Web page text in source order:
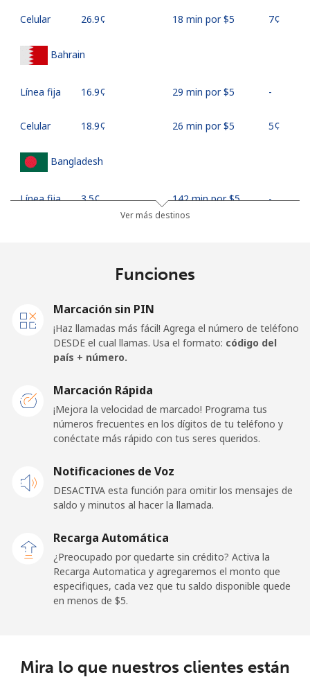
Celular ⁦26.9¢⁩ 18 min por ⁦$5⁩ ⁦7¢⁩
Bahrain
Línea fija ⁦16.9¢⁩ 29 min por ⁦$5⁩ -
Celular ⁦18.9¢⁩ 26 min por ⁦$5⁩ ⁦5¢⁩
Bangladesh
Línea fija ⁦3.5¢⁩ 142 min por ⁦$5⁩ -
Línea fija ⁦28.5¢⁩
⁦32.5¢⁩ 15 min por ⁦$5⁩ -
Línea fija ⁦55.5¢⁩ 9 min por ⁦$5⁩
⁦50.9¢⁩ 9 min por ⁦$5⁩
Celular ⁦34.5¢⁩ 14 min por ⁦$5⁩ ⁦11¢⁩
Belize
Celular 15 min por ⁦$5⁩ ⁦14¢⁩
Ver más destinos
Funciones
Marcación sin PIN
¡Haz llamadas más fácil! Agrega el número de teléfono
DESDE el cual llamas. Usa el formato: código del
país + número.
Marcación Rápida
¡Mejora la velocidad de marcado! Programa tus
números frecuentes en los dígitos de tu teléfono y
conéctate más rápido con tus seres queridos.
Notificaciones de Voz
DESACTIVA esta función para omitir los mensajes de
saldo y minutos al hacer la llamada.
Recarga Automática
¿Preocupado por quedarte sin crédito? Activa la
Recarga Automatica y agregaremos el monto que
especifiques, cada vez que tu saldo disponible quede
en menos de ⁦$5⁩.
Mira lo que nuestros clientes están